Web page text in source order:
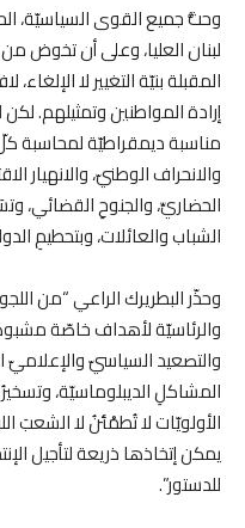
وحثُّ جميع القوى السياسيّة،
لبنان العليا، وعلى أن تخوض من
المقبلة بنيّة التغيير لا
إرادة المواطنين وتمثيلهم. لكن
مناسبة ديمقراطيّة لمحاسبة
والانحراف الوطنيّ، والانهيار
الحضاريِّ، والجنوحِ القضائي،
الشباب والعائلات، وبتحطيمِ
وحذّر البطريرك الراعي “من
والرئاسيّة لأهداف خاصّة
والتصعيد السياسيّ والإعلاميّ
المشاكلِ الديبلوماسيّة،
الأولويّات لا تُطمْئنُ لا الشعبَ
يمكن إتخاذها ذريعة لتأجيل
للدستور”.